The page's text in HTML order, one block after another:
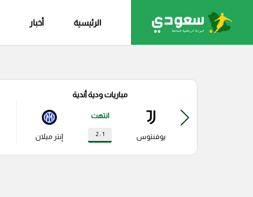
الرئيسية أخبار
مباريات ودية أندية
يوفنتوس
انتهت
1 : 2 إنتر ميلان